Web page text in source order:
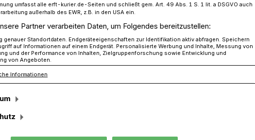
des Kreises
bei akuten Gefahrenlagen
nur an Rundfunk- und
versendet, sondern auch auf
Die digitalen Screens findet
– an
im Rheinpark-Center und ab
umfasst alle erft-kurier.de-Seiten und schließt gem. Art. 49 Abs. 1 S. 1 lit. a DSGVO auch
außerhalb des EWR, z.B. in den USA ein.
Partner verarbeiten Daten, um Folgendes bereitzustellen:
genauer Standortdaten. Endgeräteeigenschaften zur Identifikation aktiv abfragen. Speichern
auf Informationen auf einem Endgerät. Personalisierte Werbung und Inhalte, Messung von
und der Performance von Inhalten, Zielgruppenforschung sowie Entwicklung und
von Angeboten.
Informationen